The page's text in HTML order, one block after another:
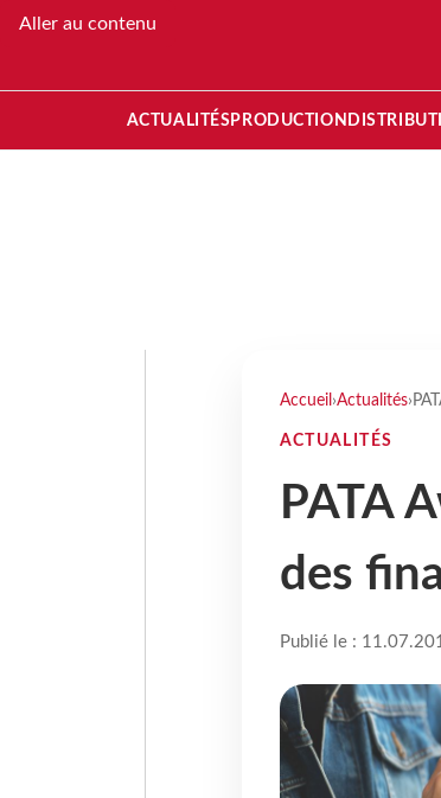
Aller au contenu
ACTUALITÉS PRODUCTION
Accueil ›Actualités›
ACTUALITÉS
PATA
des
Publié le :